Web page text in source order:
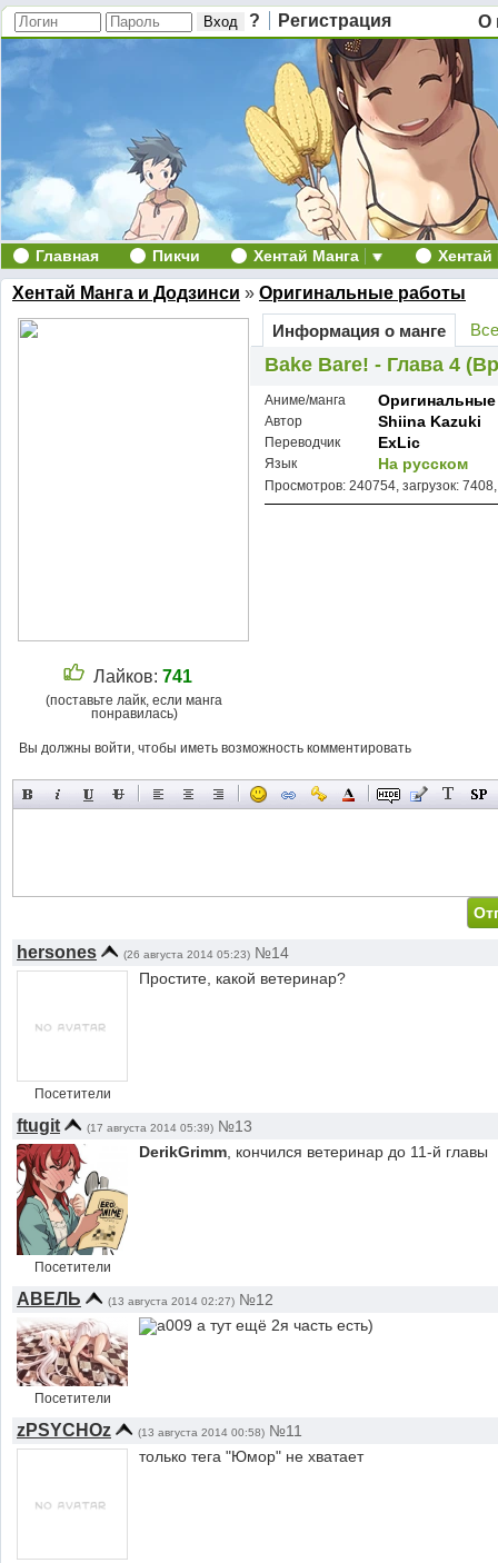
? Регистрация О
Главная Пикчи Хентай Манга
Хентай Манга и Додзинси » Оригинальные работы
Лайков: 741
(поставьте лайк, если манга
понравилась)
Информация о манге
Bake Bare! - Глава 4
Аниме/манга
Автор Shiina Kazuki
Переводчик ExLic
Язык На русском
Просмотров: 240754, загрузок:
Вы должны войти, чтобы иметь возможность комментировать
hersones (26 августа 2014 05:23) №14
Посетители
Простите, какой ветеринар?
ftugit (17 августа 2014 05:39) №13
Посетители
DerikGrimm , кончился ветеринар до 11-й главы
АВЕЛЬ (13 августа 2014 02:27) №12
Посетители
а тут ещё 2я часть есть)
zPSYCHOz (13 августа 2014 00:58) №11
только тега "Юмор" не хватает